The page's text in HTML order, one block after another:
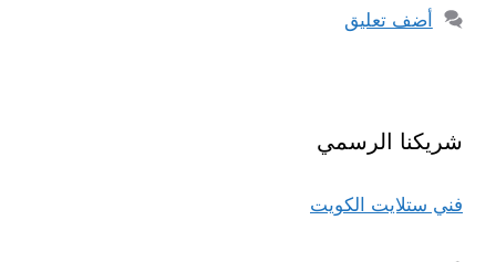
أضف تعليق
شريكنا الرسمي
فني ستلايت الكويت